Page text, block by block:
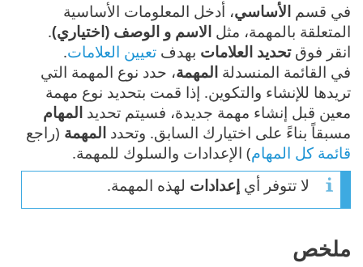
في قسم الأساسي، أدخل المعلومات الأساسية
المتعلقة بالمهمة، مثل الاسم و الوصف (اختياري).
انقر فوقتحديد العلامات بهدف تعيين العلامات.
في القائمة المنسدلة المهمة، حدد نوع المهمة التي
تريدها للإنشاء والتكوين. إذا قمت بتحديد نوع مهمة
معين قبل إنشاء مهمة جديدة، فسيتم تحديد المهام
مسبقاً بناءً على اختيارك السابق. وتحدد المهمة (راجع
قائمة كل المهام) الإعدادات والسلوك للمهمة.
لا تتوفر أي إعدادات لهذه المهمة.
ملخص